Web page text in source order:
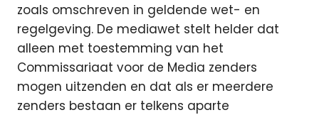
zoals omschreven in geldende wet- en
regelgeving. De mediawet stelt helder dat
alleen met toestemming van het
Commissariaat voor de Media zenders
mogen uitzenden en dat als er meerdere
zenders bestaan er telkens aparte